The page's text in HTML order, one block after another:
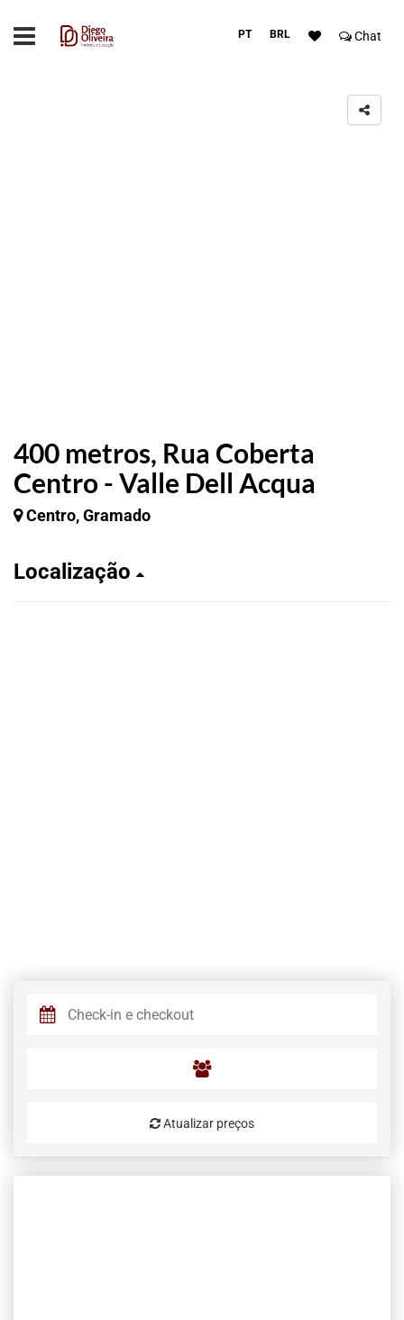
PT BRL Chat
400 metros, Rua Coberta
Centro - Valle Dell Acqua
Centro, Gramado
Localização
Atualizar preços